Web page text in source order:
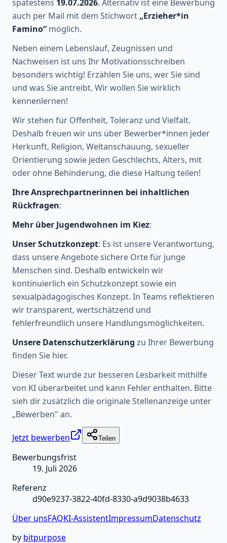
spätestens 19.07.2026. Alternativ ist eine Bewerbung
auch per Mail mit dem Stichwort „Erzieher*in
Famino“ möglich.
Neben einem Lebenslauf, Zeugnissen und
Nachweisen ist uns Ihr Motivationsschreiben
besonders wichtig! Erzählen Sie uns, wer Sie sind
und was Sie antreibt. Wir wollen Sie wirklich
kennenlernen!
Wir stehen für Offenheit, Toleranz und Vielfalt.
Deshalb freuen wir uns über Bewerber*innen jeder
Herkunft, Religion, Weltanschauung, sexueller
Orientierung sowie jeden Geschlechts, Alters, mit
oder ohne Behinderung, die diese Haltung teilen!
Ihre Ansprechpartnerinnen bei inhaltlichen
Rückfragen:
Mehr über Jugendwohnen im Kiez:
Unser Schutzkonzept: Es ist unsere Verantwortung,
dass unsere Angebote sichere Orte für junge
Menschen sind. Deshalb entwickeln wir
kontinuierlich ein Schutzkonzept sowie ein
sexualpädagogisches Konzept. In Teams reflektieren
wir transparent, wertschätzend und
fehlerfreundlich unsere Handlungsmöglichkeiten.
Unsere Datenschutzerklärung zu Ihrer Bewerbung
finden Sie hier.
Dieser Text wurde zur besseren Lesbarkeit mithilfe
von KI überarbeitet und kann Fehler enthalten. Bitte
sieh dir zusätzlich die originale Stellenanzeige unter
„Bewerben" an.
Jetzt bewerben Teilen
Bewerbungsfrist
19. Juli 2026
Referenz
d90e9237-3822-40fd-8330-a9d9038b4633
Über unsFAQKI-AssistentImpressumDatenschutz
by bitpurpose